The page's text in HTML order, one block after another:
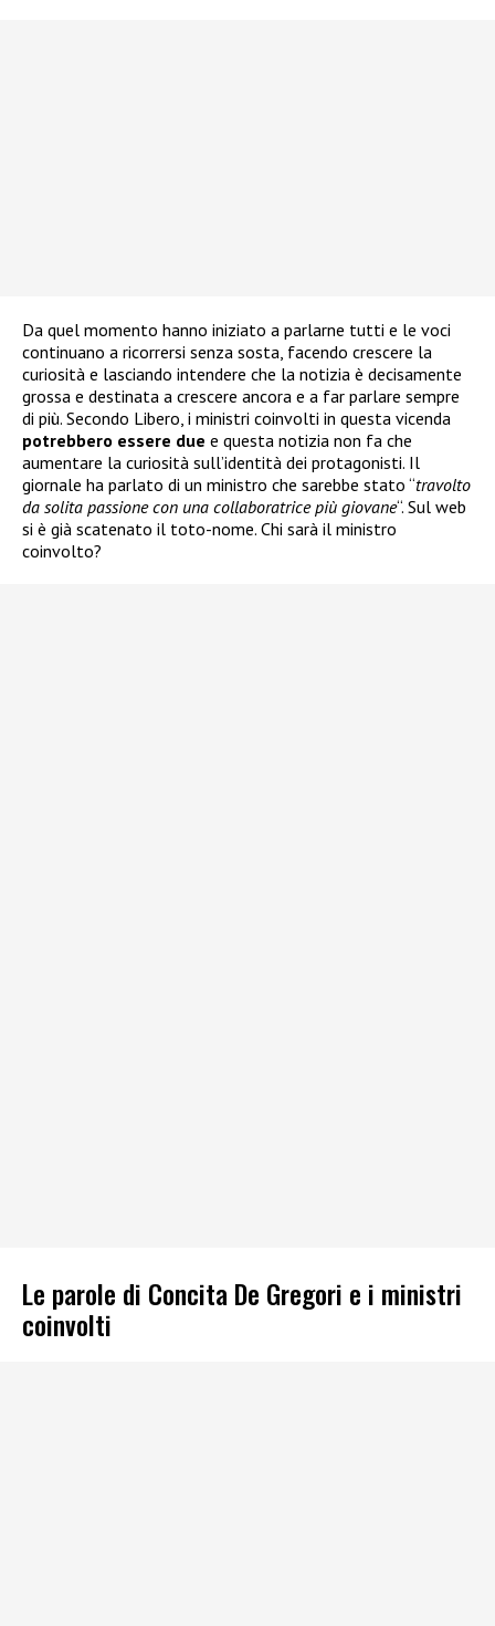
Da quel momento hanno iniziato a parlarne tutti e le voci
continuano a ricorrersi senza sosta, facendo crescere la
curiosità e lasciando intendere che la notizia è decisamente
grossa e destinata a crescere ancora e a far parlare sempre
di più. Secondo Libero, i ministri coinvolti in questa vicenda
potrebbero essere due e questa notizia non fa che
aumentare la curiosità sull’identità dei protagonisti. Il
giornale ha parlato di un ministro che sarebbe stato “travolto
da solita passione con una collaboratrice più giovane“. Sul web
si è già scatenato il toto-nome. Chi sarà il ministro
coinvolto?
Le parole di Concita De Gregori e i ministri
coinvolti